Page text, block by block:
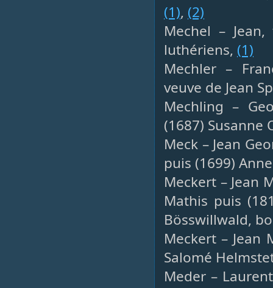
(1), (2)
Mechel –
luthériens, (1)
Mechler –
veuve de Jean
Mechling –
(1687)
Meck – Jean
puis (1699)
Meckert – Jean
Mathis puis
Bösswillwald,
Meckert – Jean
Salomé
Meder –